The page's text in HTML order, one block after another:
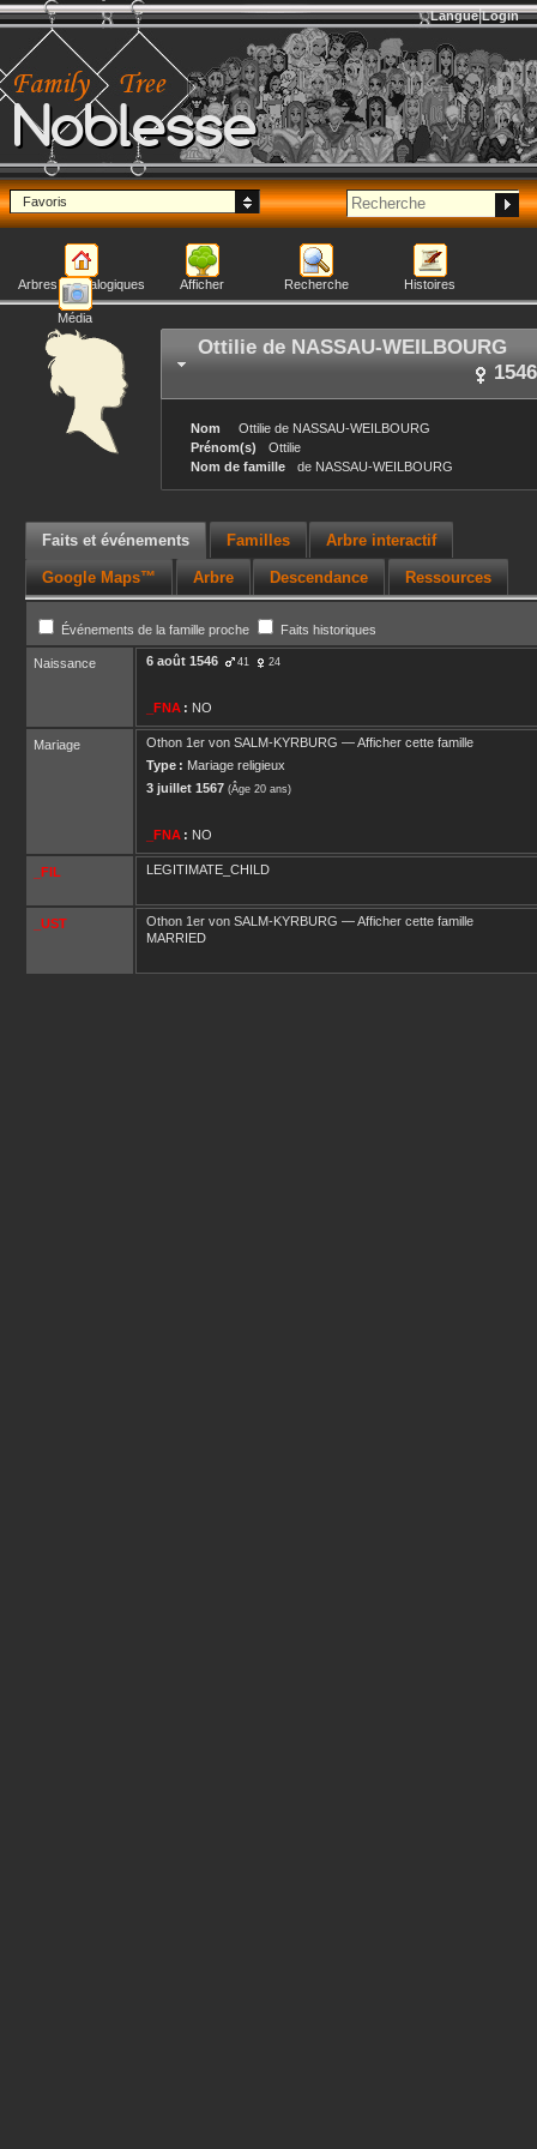
Noblesse
Langue Login
Favoris
Arbres généalogiques Afficher Recherche Histoires
Média
Ottilie de NASSAU-WEILBOURG
1546
Nom Ottilie de NASSAU-WEILBOURG
Prénom(s)
Ottilie
Nom de famille
de NASSAU-WEILBOURG
Faits et événements Familles Arbre interactif
Google Maps™ Arbre Descendance Ressources
Événements de la famille proche Faits historiques
Naissance 6 août 1546 41 24
_FNA : NO
Mariage Othon 1er von SALM-KYRBURG —Afficher cette famille
Type : Mariage religieux
3 juillet 1567 (Âge 20 ans)
_FNA : NO
_FIL LEGITIMATE_CHILD
_UST Othon 1er von SALM-KYRBURG —Afficher cette famille
MARRIED